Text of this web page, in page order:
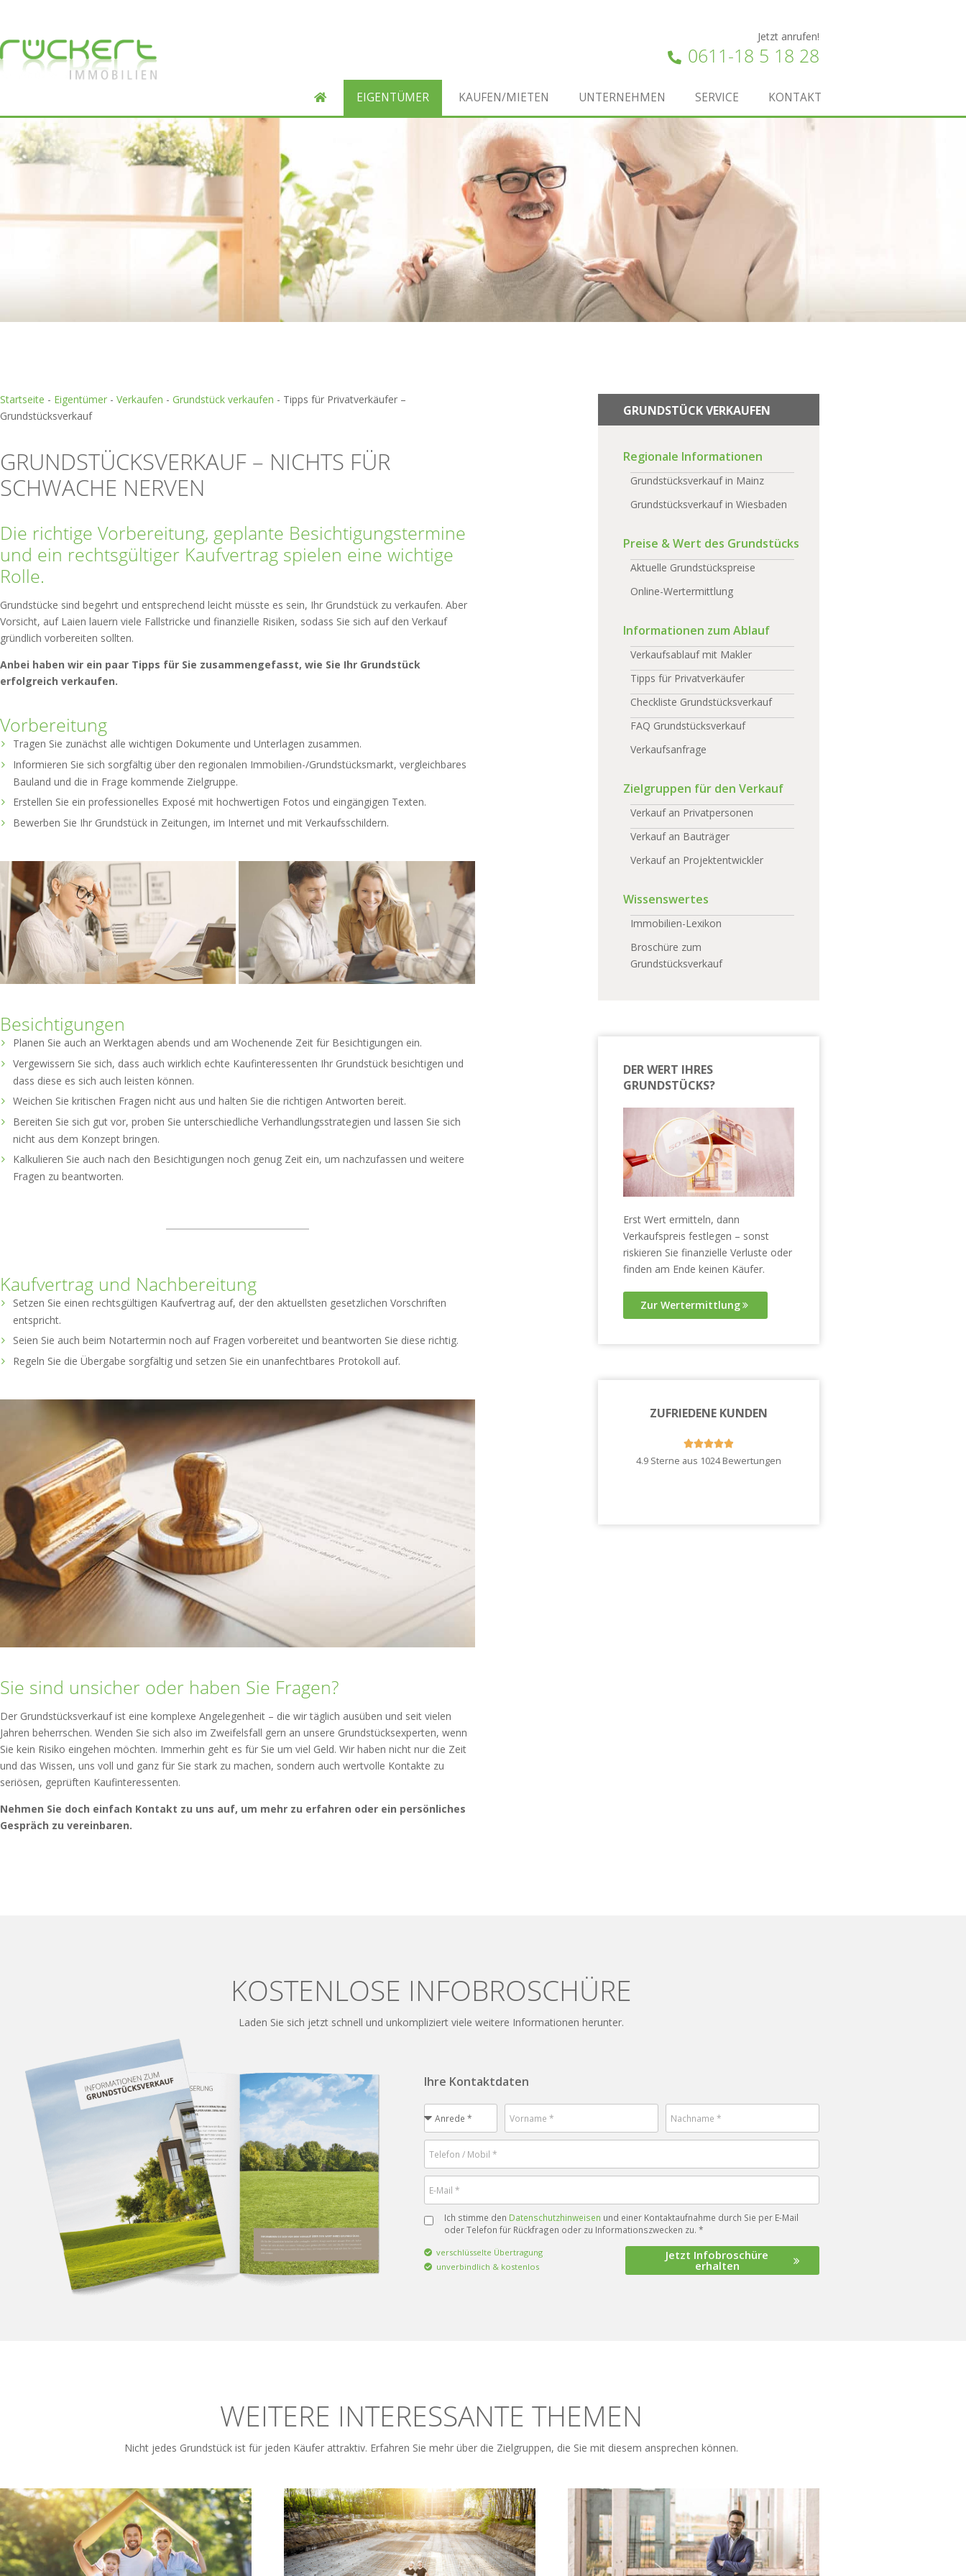
Jetzt anrufen!
0611-18 5 18 28
EIGENTÜMER KAUFEN/MIETEN UNTERNEHMEN SERVICE KONTAKT
Startseite - Eigentümer - Verkaufen - Grundstück verkaufen - Tipps für Privatverkäufer –
Grundstücksverkauf
GRUNDSTÜCKSVERKAUF – NICHTS FÜR
SCHWACHE NERVEN
Die richtige Vorbereitung, geplante Besichtigungstermine
und ein rechtsgültiger Kaufvertrag spielen eine wichtige
Rolle.
Grundstücke sind begehrt und entsprechend leicht müsste es sein, Ihr Grundstück zu verkaufen. Aber
Vorsicht, auf Laien lauern viele Fallstricke und finanzielle Risiken, sodass Sie sich auf den Verkauf
gründlich vorbereiten sollten.
Anbei haben wir ein paar Tipps für Sie zusammengefasst, wie Sie Ihr Grundstück
erfolgreich verkaufen.
Vorbereitung
Tragen Sie zunächst alle wichtigen Dokumente und Unterlagen zusammen.
Informieren Sie sich sorgfältig über den regionalen Immobilien-/Grundstücksmarkt, vergleichbares
Bauland und die in Frage kommende Zielgruppe.
Erstellen Sie ein professionelles Exposé mit hochwertigen Fotos und eingängigen Texten.
Bewerben Sie Ihr Grundstück in Zeitungen, im Internet und mit Verkaufsschildern.
Besichtigungen
Planen Sie auch an Werktagen abends und am Wochenende Zeit für Besichtigungen ein.
Vergewissern Sie sich, dass auch wirklich echte Kaufinteressenten Ihr Grundstück besichtigen und
dass diese es sich auch leisten können.
Weichen Sie kritischen Fragen nicht aus und halten Sie die richtigen Antworten bereit.
Bereiten Sie sich gut vor, proben Sie unterschiedliche Verhandlungsstrategien und lassen Sie sich
nicht aus dem Konzept bringen.
Kalkulieren Sie auch nach den Besichtigungen noch genug Zeit ein, um nachzufassen und weitere
Fragen zu beantworten.
Kaufvertrag und Nachbereitung
Setzen Sie einen rechtsgültigen Kaufvertrag auf, der den aktuellsten gesetzlichen Vorschriften
entspricht.
Seien Sie auch beim Notartermin noch auf Fragen vorbereitet und beantworten Sie diese richtig.
Regeln Sie die Übergabe sorgfältig und setzen Sie ein unanfechtbares Protokoll auf.
Sie sind unsicher oder haben Sie Fragen?
Der Grundstücksverkauf ist eine komplexe Angelegenheit – die wir täglich ausüben und seit vielen
Jahren beherrschen. Wenden Sie sich also im Zweifelsfall gern an unsere Grundstücksexperten, wenn
Sie kein Risiko eingehen möchten. Immerhin geht es für Sie um viel Geld. Wir haben nicht nur die Zeit
und das Wissen, uns voll und ganz für Sie stark zu machen, sondern auch wertvolle Kontakte zu
seriösen, geprüften Kaufinteressenten.
Nehmen Sie doch einfach Kontakt zu uns auf, um mehr zu erfahren oder ein persönliches
Gespräch zu vereinbaren.
GRUNDSTÜCK VERKAUFEN
Regionale Informationen
Grundstücksverkauf in Mainz
Grundstücksverkauf in Wiesbaden
Preise & Wert des Grundstücks
Aktuelle Grundstückspreise
Online-Wertermittlung
Informationen zum Ablauf
Verkaufsablauf mit Makler
Tipps für Privatverkäufer
Checkliste Grundstücksverkauf
FAQ Grundstücksverkauf
Verkaufsanfrage
Zielgruppen für den Verkauf
Verkauf an Privatpersonen
Verkauf an Bauträger
Verkauf an Projektentwickler
Wissenswertes
Immobilien-Lexikon
Broschüre zum
Grundstücksverkauf
DER WERT IHRES
GRUNDSTÜCKS?
Erst Wert ermitteln, dann
Verkaufspreis festlegen – sonst
riskieren Sie finanzielle Verluste oder
finden am Ende keinen Käufer.
Zur Wertermittlung
ZUFRIEDENE KUNDEN

4.9 Sterne aus 1024 Bewertungen
KOSTENLOSE INFOBROSCHÜRE
Laden Sie sich jetzt schnell und unkompliziert viele weitere Informationen herunter.
Ihre Kontaktdaten
Ich stimme den Datenschutzhinweisen und einer Kontaktaufnahme durch Sie per E-Mail
oder Telefon für Rückfragen oder zu Informationszwecken zu. *
verschlüsselte Übertragung
unverbindlich & kostenlos
Jetzt Infobroschüre
erhalten
WEITERE INTERESSANTE THEMEN
Nicht jedes Grundstück ist für jeden Käufer attraktiv. Erfahren Sie mehr über die Zielgruppen, die Sie mit diesem ansprechen können.